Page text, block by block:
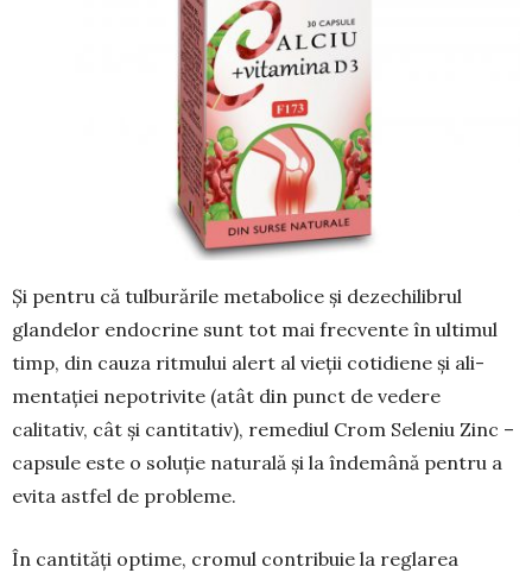
Și pentru că tulburările metabolice și dezechilibrul
glandelor endocrine sunt tot mai frecvente în ultimul
timp, din cauza ritmului alert al vieții cotidiene și ali­
mentației nepotrivite (atât din punct de vedere
calitativ, cât și cantitativ), remediul Crom Seleniu Zinc –
capsule este o soluție naturală și la îndemână pentru a
evita astfel de probleme.
În cantități optime, cromul contri­buie la re­glarea